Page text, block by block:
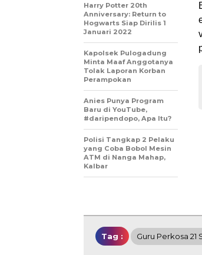
Harry Potter 20th
Anniversary: Return to
Hogwarts Siap Dirilis 1
Januari 2022
Kapolsek Pulogadung
Minta Maaf Anggotanya
Tolak Laporan Korban
Perampokan
Anies Punya Program
Baru di YouTube,
#daripendopo, Apa Itu?
Polisi Tangkap 2 Pelaku
yang Coba Bobol Mesin
ATM di Nanga Mahap,
Kalbar
Tag : Guru Perkosa 21